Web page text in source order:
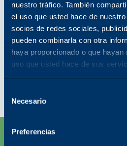
nuestro tráfico. También
el uso que usted hace de
socios de redes sociales,
pueden combinarla con otra
haya proporcionado o que
uso que usted hace de sus
delNecesario
Preferencias
Encuentre una
usted